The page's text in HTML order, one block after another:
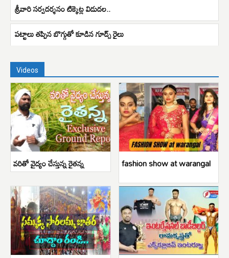
శ్రీవారి సర్వదర్శనం టిక్కెట్ల విడుదల..
పట్టాలు తప్పిన బొగ్గుతో కూడిన గూడ్స్ రైలు
Videos
వరితో వైద్యం చేస్తున్న రైతన్న fashion show at warangal